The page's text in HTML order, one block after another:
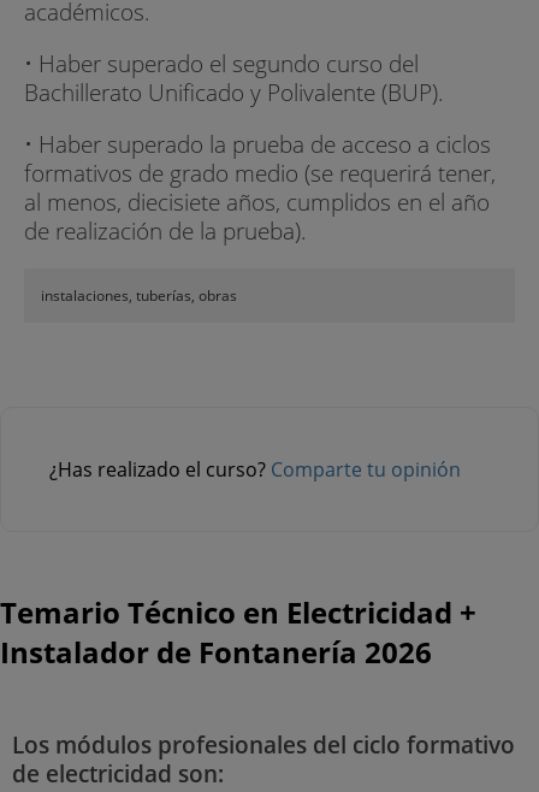
académicos.
• Haber superado el segundo curso del
Bachillerato Unificado y Polivalente (BUP).
• Haber superado la prueba de acceso a ciclos
formativos de grado medio (se requerirá tener,
al menos, diecisiete años, cumplidos en el año
de realización de la prueba).
instalaciones, tuberías, obras
¿Has realizado el curso? Comparte tu opinión
Temario Técnico en Electricidad +
Instalador de Fontanería 2026
Los módulos profesionales del ciclo formativo
de electricidad son: